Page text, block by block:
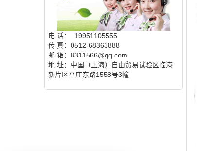
电 话： 19951105555
传 真：0512-68363888
邮 箱：8311566@qq.com
地 址：中国（上海）自由贸易试验区临港
新片区平庄东路1558号3幢